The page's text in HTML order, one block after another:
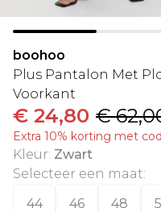
boohoo
Plus Pantalon Met
Voorkant
€ 24,80 €
Extra 10% korting met
Kleur: Zwart
Selecteer een maat:
44
46 48